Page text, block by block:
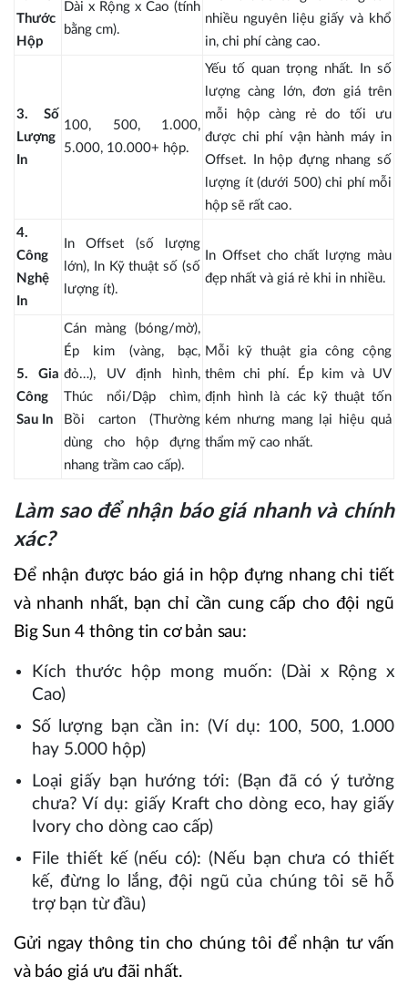
Thước
Hộp
Dài x Rộng x Cao (tính
bằng cm).
nhiều nguyên liệu giấy và khổ
in, chi phí càng cao.
3. Số
Lượng
In
100, 500, 1.000,
5.000, 10.000+ hộp.
Yếu tố quan trọng nhất. In số
lượng càng lớn, đơn giá trên
mỗi hộp càng rẻ do tối ưu
được chi phí vận hành máy in
Offset. In hộp đựng nhang số
lượng ít (dưới 500) chi phí mỗi
hộp sẽ rất cao.
4.
Công
Nghệ
In
In Offset (số lượng
lớn), In Kỹ thuật số (số
lượng ít).
In Offset cho chất lượng màu
đẹp nhất và giá rẻ khi in nhiều.
5. Gia
Công
Sau In
Cán màng (bóng/mờ),
Ép kim (vàng, bạc,
đỏ…), UV định hình,
Thúc nổi/Dập chìm,
Bồi carton (Thường
dùng cho hộp đựng
nhang trầm cao cấp).
Mỗi kỹ thuật gia công cộng
thêm chi phí. Ép kim và UV
định hình là các kỹ thuật tốn
kém nhưng mang lại hiệu quả
thẩm mỹ cao nhất.
Làm sao để nhận báo giá nhanh và chính
xác?
Để nhận được báo giá in hộp đựng nhang chi tiết
và nhanh nhất, bạn chỉ cần cung cấp cho đội ngũ
Big Sun 4 thông tin cơ bản sau:
Kích thước hộp mong muốn: (Dài x Rộng x
Cao)
Số lượng bạn cần in: (Ví dụ: 100, 500, 1.000
hay 5.000 hộp)
Loại giấy bạn hướng tới: (Bạn đã có ý tưởng
chưa? Ví dụ: giấy Kraft cho dòng eco, hay giấy
Ivory cho dòng cao cấp)
File thiết kế (nếu có): (Nếu bạn chưa có thiết
kế, đừng lo lắng, đội ngũ của chúng tôi sẽ hỗ
trợ bạn từ đầu)
Gửi ngay thông tin cho chúng tôi để nhận tư vấn
và báo giá ưu đãi nhất.